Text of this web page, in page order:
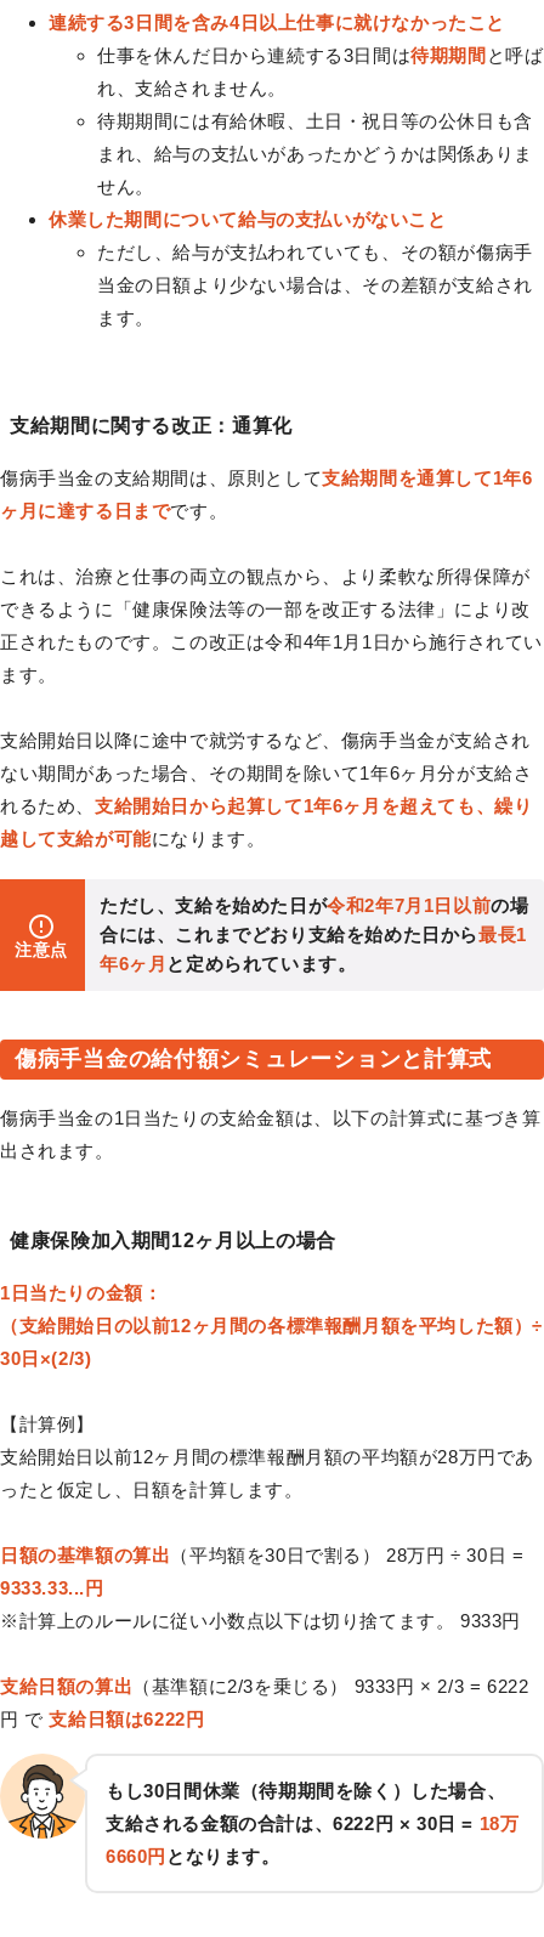
連続する3日間を含み4日以上仕事に就けなかったこと
仕事を休んだ日から連続する3日間は待期期間 と呼ば
れ、支給されません。
待期期間には有給休暇、土日・祝日等の公休日も含
まれ、給与の支払いがあったかどうかは関係ありま
せん。
休業した期間について給与の支払いがないこと
ただし、給与が支払われていても、その額が傷病手
当金の日額より少ない場合は、その差額が支給され
ます。
支給期間に関する改正：通算化
傷病手当金の支給期間は、原則として支給期間を通算して1年6
ヶ月に達する日までです。
これは、治療と仕事の両立の観点から、より柔軟な所得保障が
できるように「健康保険法等の一部を改正する法律」により改
正されたものです。この改正は令和4年1月1日から施行されてい
ます。
支給開始日以降に途中で就労するなど、傷病手当金が支給され
ない期間があった場合、その期間を除いて1年6ヶ月分が支給さ
れるため、 支給開始日から起算して1年6ヶ月を超えても、繰り
越して支給が可能になります。
注意点
ただし、支給を始めた日が令和2年7月1日以前の場
合には、これまでどおり支給を始めた日から最長1
年6ヶ月 と定められています。
傷病手当金の給付額シミュレーションと計算式
傷病手当金の1日当たりの支給金額は、以下の計算式に基づき算
出されます。
健康保険加入期間12ヶ月以上の場合
1日当たりの金額：
（支給開始日の以前12ヶ月間の各標準報酬月額を平均した額）÷
30日×(2/3)
【計算例】
支給開始日以前12ヶ月間の標準報酬月額の平均額が28万円であ
ったと仮定し、日額を計算します。
日額の基準額の算出 （平均額を30日で割る） 28万円 ÷ 30日 =
9333.33...円
※計算上のルールに従い小数点以下は切り捨てます。 9333円
支給日額の算出 （基準額に2/3を乗じる） 9333円 × 2/3 = 6222
円 で支給日額は6222円
もし30日間休業（待期期間を除く）した場合、
支給される金額の合計は、6222円 × 30日 = 18万
6660円 となります。